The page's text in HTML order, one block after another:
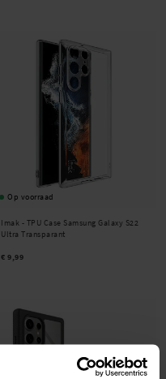
Op voorraad
Imak - TPU Case Samsung Galaxy S22
Ultra Transparant
€ 9,99